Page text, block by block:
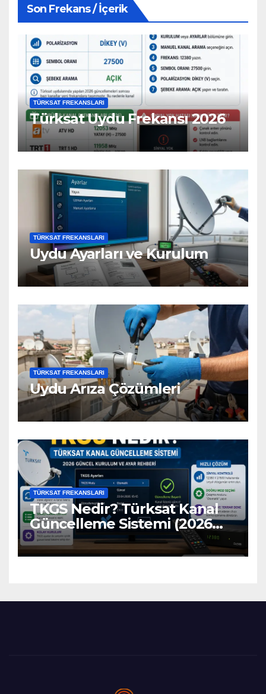
Son Frekans / İçerik
TÜRKSAT FREKANSLARI
Türksat Uydu Frekansı 2026
TÜRKSAT FREKANSLARI
Uydu Ayarları ve Kurulum
TÜRKSAT FREKANSLARI
Uydu Arıza Çözümleri
TÜRKSAT FREKANSLARI
TKGS Nedir? Türksat Kanal
Güncelleme Sistemi (2026
Ayarları)